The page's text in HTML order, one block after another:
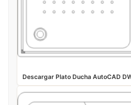
Descargar Plato Ducha AutoCAD